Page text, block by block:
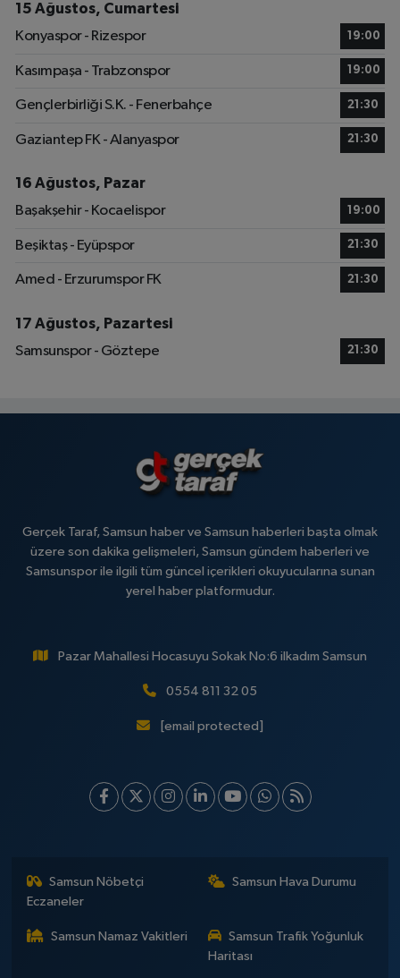
15 Ağustos, Cumartesi
Konyaspor - Rizespor
19:00
Kasımpaşa - Trabzonspor 19:00
Gençlerbirliği S.K. - Fenerbahçe 21:30
Gaziantep FK - Alanyaspor 21:30
16 Ağustos, Pazar
Başakşehir - Kocaelispor
19:00
Beşiktaş - Eyüpspor 21:30
Amed - Erzurumspor FK 21:30
17 Ağustos, Pazartesi
Samsunspor - Göztepe
21:30
Gerçek Taraf, Samsun haber ve Samsun haberleri başta olmak
üzere son dakika gelişmeleri, Samsun gündem haberleri ve
Samsunspor ile ilgili tüm güncel içerikleri okuyucularına sunan
yerel haber platformudur.
Pazar Mahallesi Hocasuyu Sokak No:6 ilkadım Samsun
0554 811 32 05
[email protected]
Samsun Nöbetçi
Eczaneler
Samsun Hava Durumu
Samsun Namaz Vakitleri
Samsun Trafik Yoğunluk
Haritası